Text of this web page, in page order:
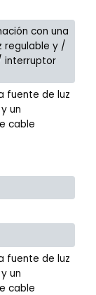
con una
regulable y /
interruptor
fuente de luz
un
cable
fuente de luz
un
cable